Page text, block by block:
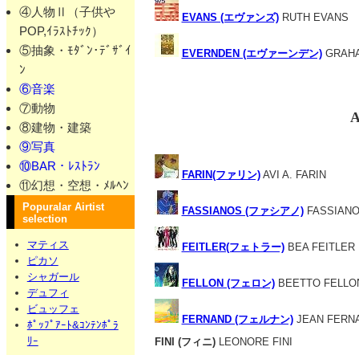
④人物Ⅱ（子供や
POP,ｲﾗｽﾄﾁｯｸ）
⑤抽象・ﾓﾀﾞﾝ･ﾃﾞｻﾞｲ
ﾝ
⑥音楽
⑦動物
⑧建物・建築
⑨写真
⑩BAR・ﾚｽﾄﾗﾝ
⑪幻想・空想・ﾒﾙﾍﾝ
Popuralar Airtist
selection
マティス
ピカソ
シャガール
デュフィ
ビュッフェ
ﾎﾟｯﾌﾟｱｰﾄ&ｺﾝﾃﾝﾎﾟﾗ
ﾘｰ
EVANS (エヴァンズ)RUTH EVANS
EVERNDEN (エヴァーンデン)
FARIN(ファリン)AVI A. FARIN
FASSIANOS (ファシアノ)
FEITLER(フェトラー)BEA FEITLER
FELLON (フェロン)BEETTO
FERNAND (フェルナン)JEAN
FINI (フィニ)LEONORE FINI